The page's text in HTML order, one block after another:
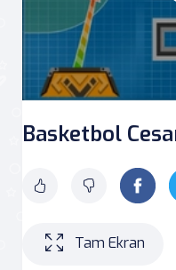
Basketbol
Tam Ekran